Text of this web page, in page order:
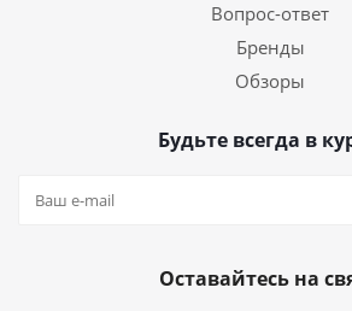
Вопрос-ответ
Бренды
Обзоры
Будьте всегда в
Оставайтесь на